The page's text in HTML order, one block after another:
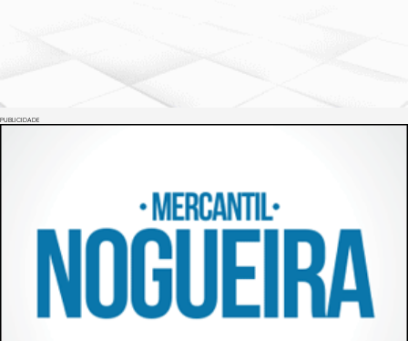
PUBLICIDADE